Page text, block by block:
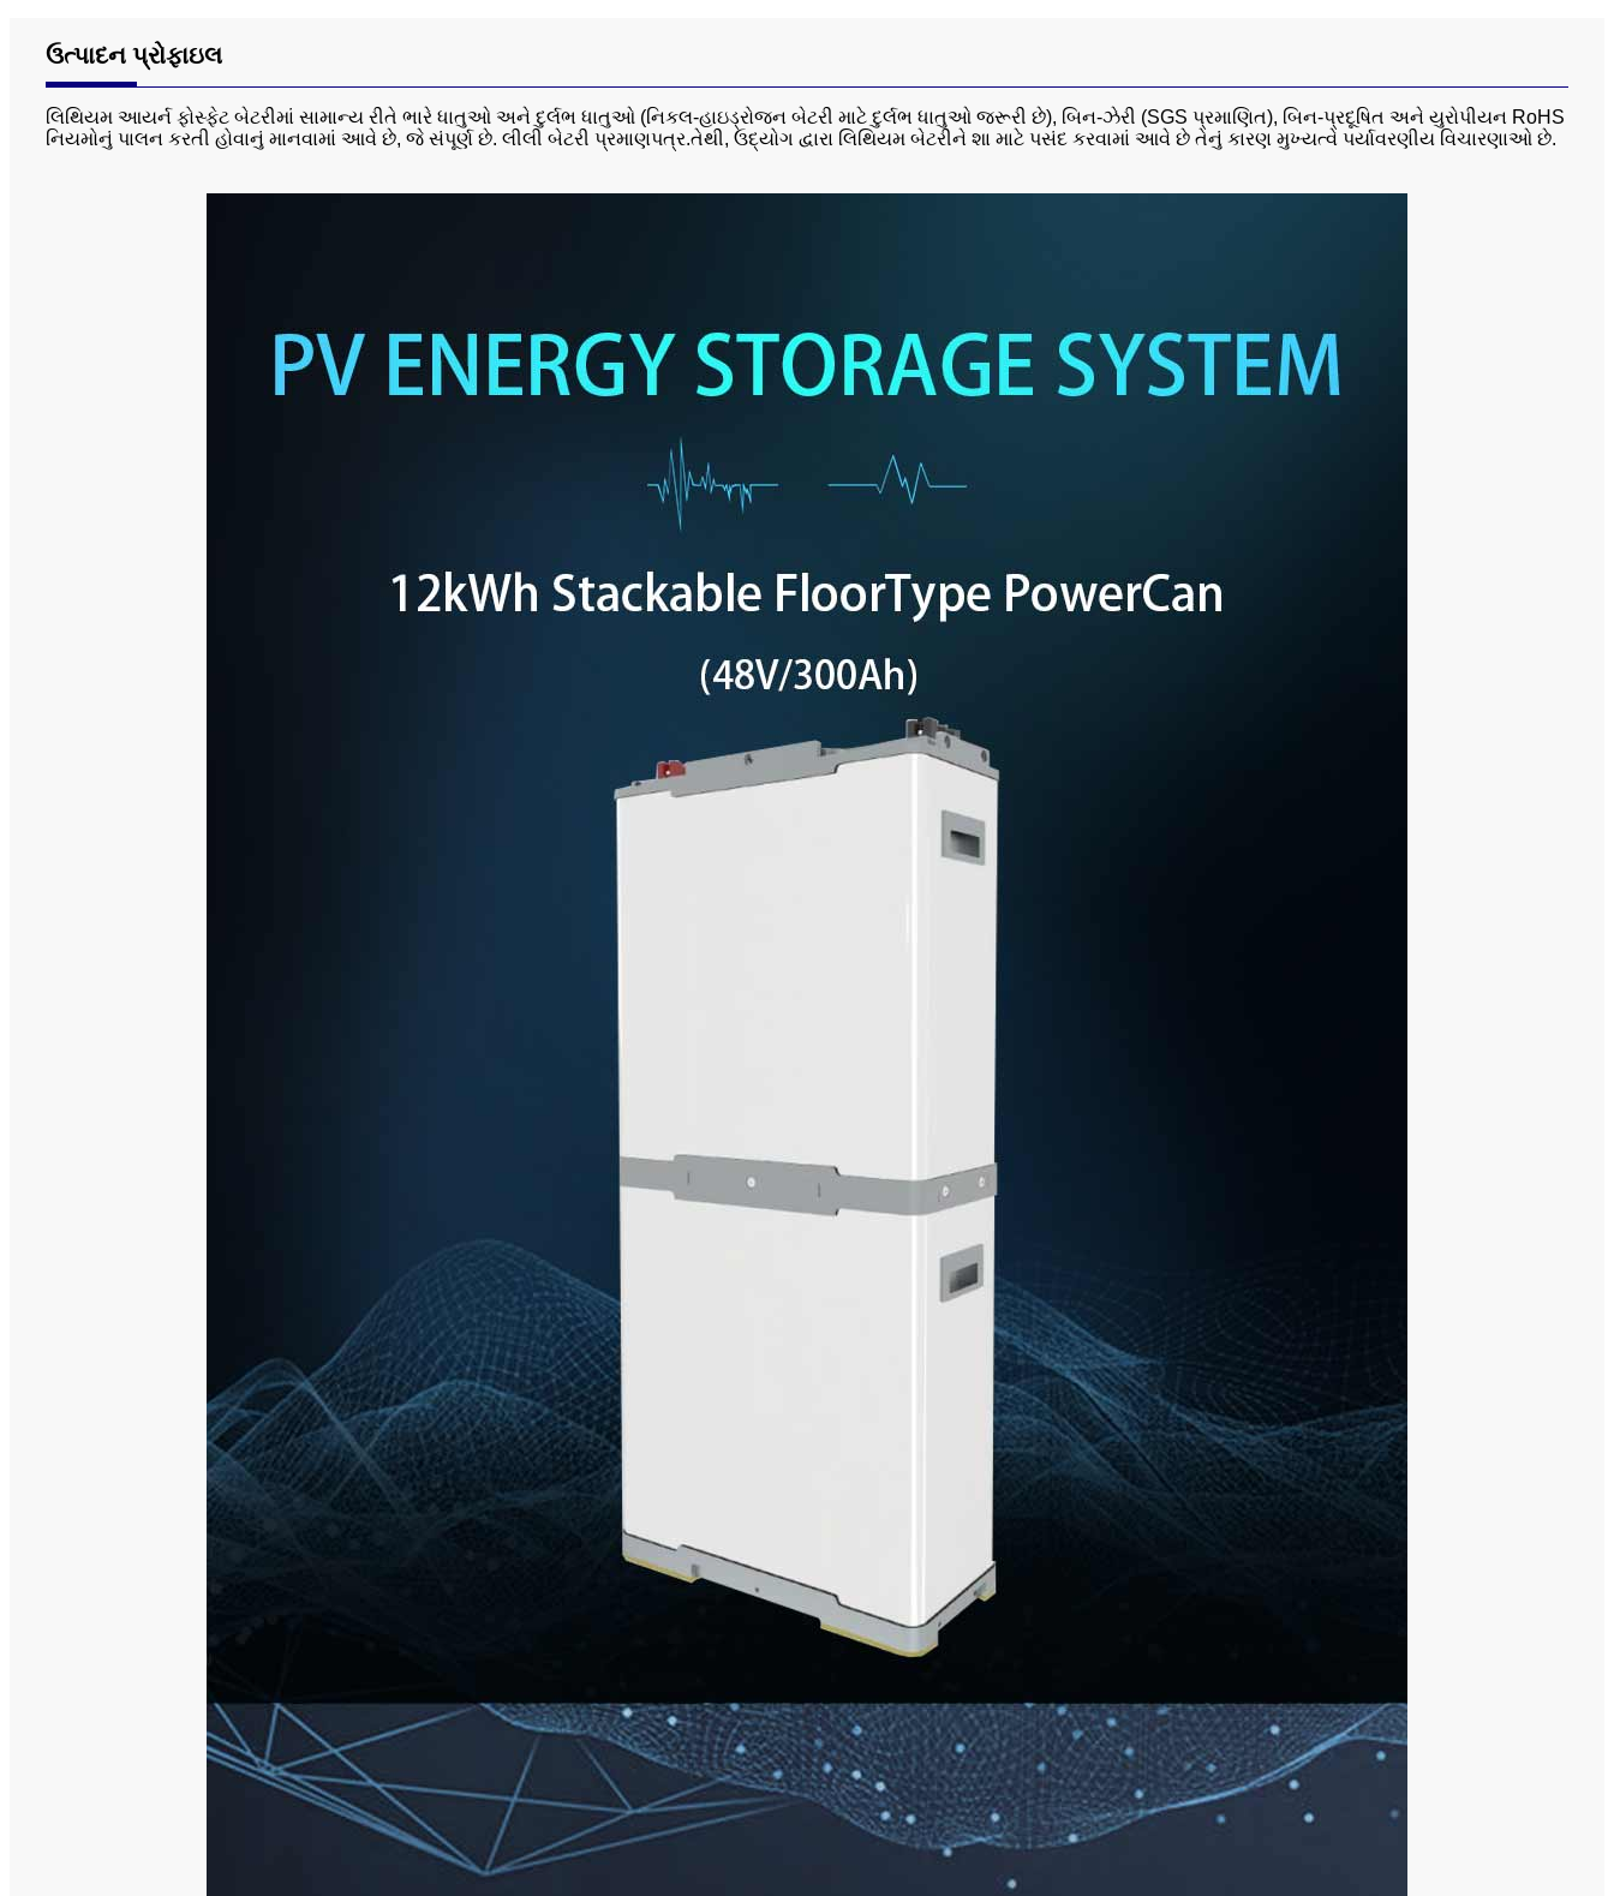
ઉત્પાદન પ્રોફાઇલ
લિથિયમ આયર્ન ફોસ્ફેટ બેટરીમાં સામાન્ય રીતે ભારે ધાતુઓ અને દુર્લભ ધાતુઓ (નિકલ-હાઇડ્રોજન બેટરી માટે દુર્લભ ધાતુઓ જરૂરી છે), બિન-ઝેરી (SGS પ્રમાણિત), બિન-પ્રદૂષિત અને યુરોપીયન RoHS
નિયમોનું પાલન કરતી હોવાનું માનવામાં આવે છે, જે સંપૂર્ણ છે. લીલી બેટરી પ્રમાણપત્ર.તેથી, ઉદ્યોગ દ્વારા લિથિયમ બેટરીને શા માટે પસંદ કરવામાં આવે છે તેનું કારણ મુખ્યત્વે પર્યાવરણીય વિચારણાઓ છે.